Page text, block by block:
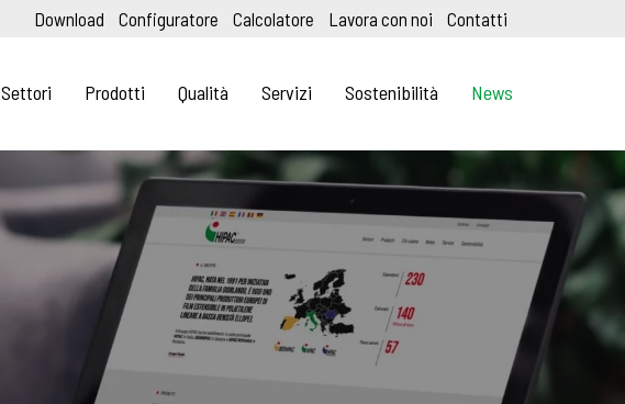
Download Configuratore Calcolatore Lavora con noi Contatti
Settori Prodotti Qualità Servizi Sostenibilità News